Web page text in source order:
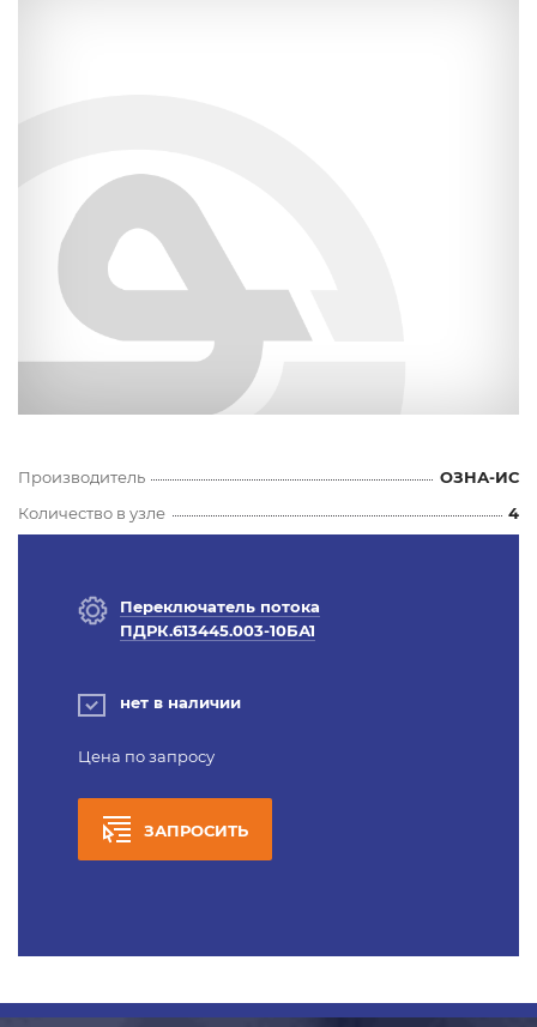
Производитель
ОЗНА-ИС
Количество в узле
4
Переключатель потока
ПДРК.613445.003-10БА1
нет в наличии
Цена по запросу
ЗАПРОСИТЬ